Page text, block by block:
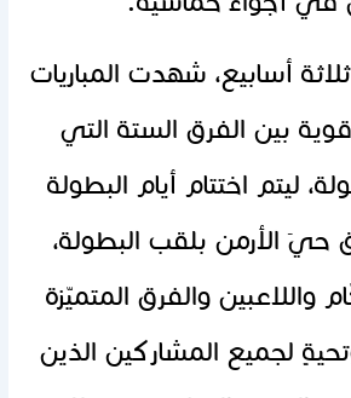
أسابيع، شهدت المباريات
بين الفرق الستة التي
ليتم اختتام أيام البطولة
حيَ الأرمن بلقب البطولة،
واللاعبين والفرق المتميّزة
لجميع ‏المشاركين الذين